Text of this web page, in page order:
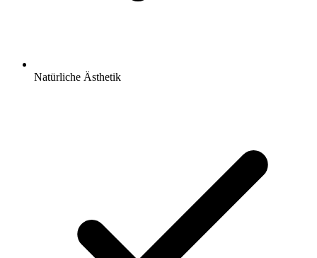
Natürliche Ästhetik